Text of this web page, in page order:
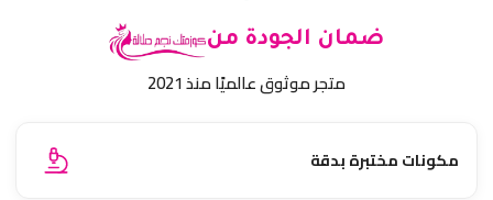
ضمان الجودة من
متجر موثوق عالميًا منذ 2021
مكونات مختبرة بدقة